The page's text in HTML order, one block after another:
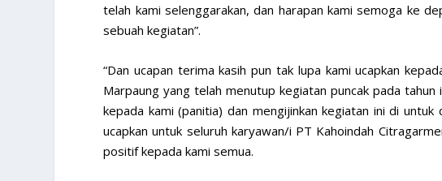
telah kami selenggarakan, dan harapan kami semoga ke
sebuah kegiatan”.
“Dan ucapan terima kasih pun tak lupa kami ucapkan
Marpaung yang telah menutup kegiatan puncak pada
kepada kami (panitia) dan mengijinkan kegiatan ini di
ucapkan untuk seluruh karyawan/i PT Kahoindah
positif kepada kami semua.